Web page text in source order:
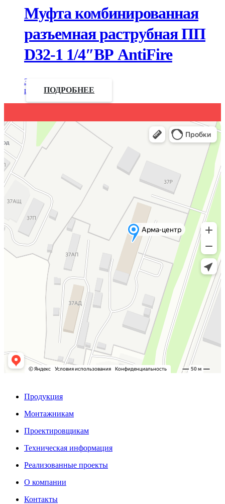
Муфта комбинированная
разъемная раструбная ПП
D32-1 1/4″ВР AntiFire
Запросить
цену
ПОДРОБНЕЕ
Продукция
Монтажникам
Проектировщикам
Техническая информация
Реализованные проекты
О компании
Контакты